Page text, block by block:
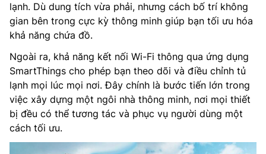
lạnh. Dù dung tích vừa phải, nhưng cách bố trí không
gian bên trong cực kỳ thông minh giúp bạn tối ưu hóa
khả năng chứa đồ.
Ngoài ra, khả năng kết nối Wi-Fi thông qua ứng dụng
SmartThings cho phép bạn theo dõi và điều chỉnh tủ
lạnh mọi lúc mọi nơi. Đây chính là bước tiến lớn trong
việc xây dựng một ngôi nhà thông minh, nơi mọi thiết
bị đều có thể tương tác và phục vụ người dùng một
cách tối ưu.